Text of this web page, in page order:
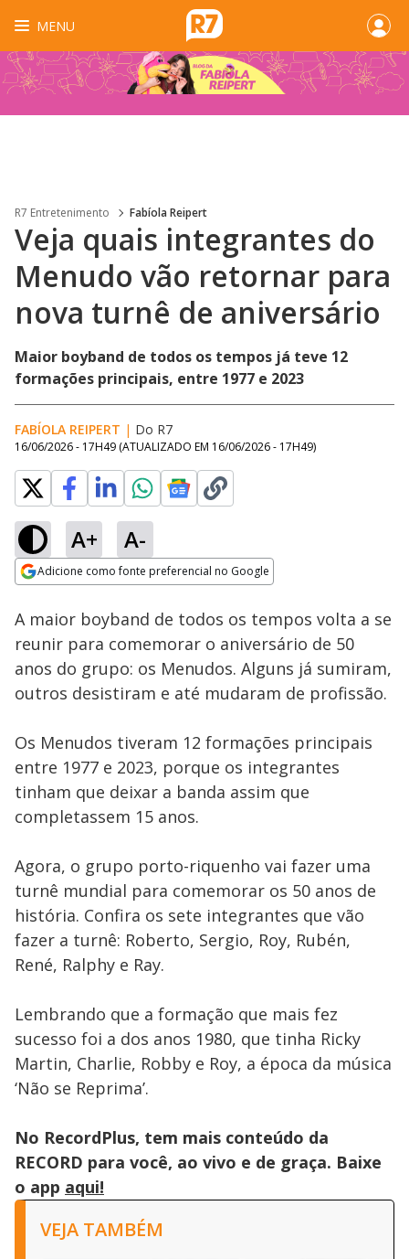
MENU
R7 Entretenimento Fabíola Reipert
Veja quais integrantes do
Menudo vão retornar para
nova turnê de aniversário
Maior boyband de todos os tempos já teve 12
formações principais, entre 1977 e 2023
FABÍOLA REIPERT | Do R7
16/06/2026 - 17H49 (ATUALIZADO EM 16/06/2026 - 17H49)
A+ A-
Adicione como fonte preferencial no Google
Ativar
Loaded
24.69%
A maior boyband de todos os tempos volta a se
reunir para comemorar o aniversário de 50
anos do grupo: os Menudos. Alguns já sumiram,
outros desistiram e até mudaram de profissão.
Os Menudos tiveram 12 formações principais
entre 1977 e 2023, porque os integrantes
tinham que deixar a banda assim que
completassem 15 anos.
Agora, o grupo porto-riquenho vai fazer uma
turnê mundial para comemorar os 50 anos de
história. Confira os sete integrantes que vão
fazer a turnê: Roberto, Sergio, Roy, Rubén,
René, Ralphy e Ray.
Lembrando que a formação que mais fez
sucesso foi a dos anos 1980, que tinha Ricky
Martin, Charlie, Robby e Roy, a época da música
‘Não se Reprima’.
No RecordPlus, tem mais conteúdo da
RECORD para você, ao vivo e de graça. Baixe
o app aqui!
VEJA TAMBÉM